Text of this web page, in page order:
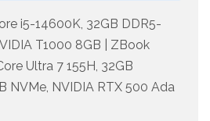
i5-14600K, 32GB DDR5-
T1000 8GB | ZBook
Ultra 7 155H, 32GB
NVMe, NVIDIA RTX 500 Ada